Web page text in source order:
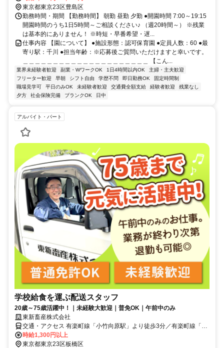
東京都東京23区豊島区
勤務時間・期間 【勤務時間】 朝勤 昼勤 夕勤 ●開園時間 7:00～19:15
開園時間のうち1日5時間～ご相談ください♪ （週20時間～） ※残業
は基本的にありません！ ※時短・早番希望・遅...
仕事内容 【園について】 ●施設形態：認可保育園 ●定員人数：60 ●最
寄り駅：千川 ●担当年齢：※応募後ご質問いただけますと幸いです。
＿＿＿＿＿＿＿＿＿＿＿＿＿＿＿＿＿＿＿＿＿ 【こん...
業界未経験者歓迎 副業・WワークOK 1日4時間以内OK
主婦・主夫歓迎
フリーター歓迎
早朝 シフト自由 学歴不問 即日勤務OK
固定時間制
職場見学可
平日のみOK 未経験者歓迎 交通費全額支給 経験者歓迎
残業なし
夕方
社会保険完備 ブランクOK 日中
アルバイト・パート
学校給食を運ぶ配送スタッフ
20歳～75歳活躍中！｜未経験大歓迎｜普免OK｜午前中のみ
東新畜産株式会社
交通・アクセス 有楽町線「小竹向原駅」より徒歩3分／有楽町線「千
川駅」より徒歩13分／西武池袋・豊島線「江古田駅」より徒歩16分
時給1,300円以上
東京都東京23区板橋区